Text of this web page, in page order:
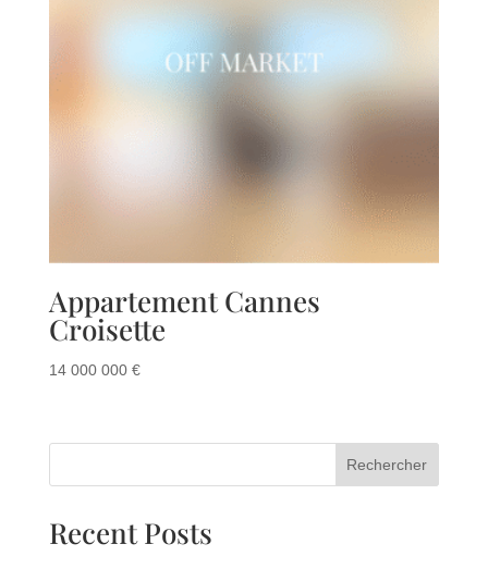
Appartement Cannes
Croisette
14 000 000 €
Rechercher
Recent Posts